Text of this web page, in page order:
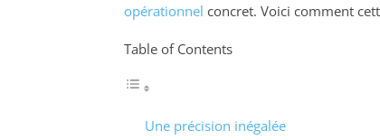
opérationnel concret. Voici comment
Table of Contents
Une précision inégalée